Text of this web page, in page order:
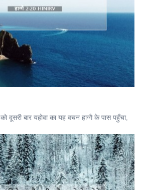
दूसरी बार यहोवा का यह वचन हाग्गै के पास पहुँचा,